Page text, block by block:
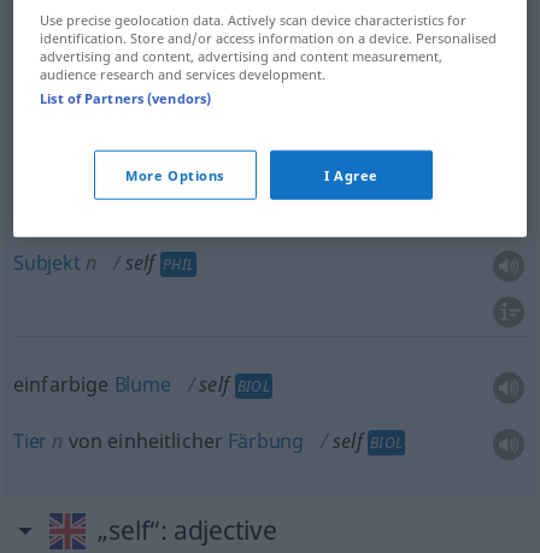
Selbstsuchtf selfegoism
self PHIL
Subjekt n self PHIL
einfarbige Blume self BIOL
Tier n von einheitlicher Färbung self BIOL
„self“: adjective
Use precise geolocation data. Actively scan device characteristics for
identification. Store and/or access information on a device. Personalised
advertising and content, advertising and content measurement,
audience research and services development.
List of Partners (vendors)
More Options I Agree